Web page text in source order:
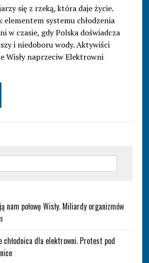
się z rzeką, która daje życie.
elementem systemu chłodzenia
w czasie, gdy Polska doświadcza
i niedoboru wody. Aktywiści
Wisły naprzeciw Elektrowni
nam połowę Wisły. Miliardy organizmów
chłodnica dla elektrowni. Protest pod